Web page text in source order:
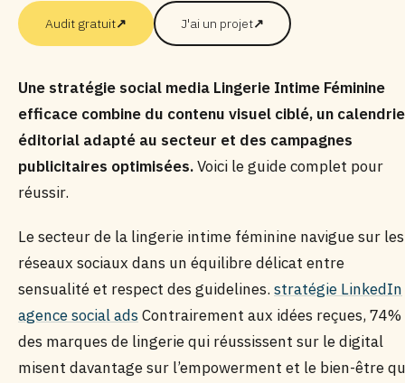
Audit gratuit↗ J'ai un projet↗
Une stratégie social media Lingerie Intime Féminine
efficace combine du contenu visuel ciblé, un
éditorial adapté au secteur et des campagnes
publicitaires optimisées.Voici le guide complet pour
réussir.
Le secteur de la lingerie intime féminine navigue sur les
réseaux sociaux dans un équilibre délicat entre
sensualité et respect des guidelines. stratégie LinkedIn
agence social ads Contrairement aux idées reçues, 74%
des marques de lingerie qui réussissent sur le digital
misent davantage sur l’empowerment et le bien-être